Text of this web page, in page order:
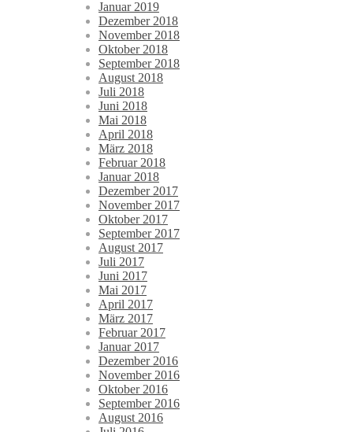
Januar 2019
Dezember 2018
November 2018
Oktober 2018
September 2018
August 2018
Juli 2018
Juni 2018
Mai 2018
April 2018
März 2018
Februar 2018
Januar 2018
Dezember 2017
November 2017
Oktober 2017
September 2017
August 2017
Juli 2017
Juni 2017
Mai 2017
April 2017
März 2017
Februar 2017
Januar 2017
Dezember 2016
November 2016
Oktober 2016
September 2016
August 2016